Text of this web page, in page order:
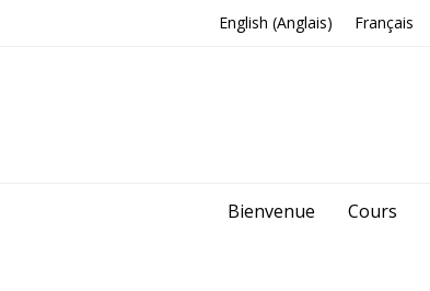
English (Anglais) Français
Bienvenue Cours